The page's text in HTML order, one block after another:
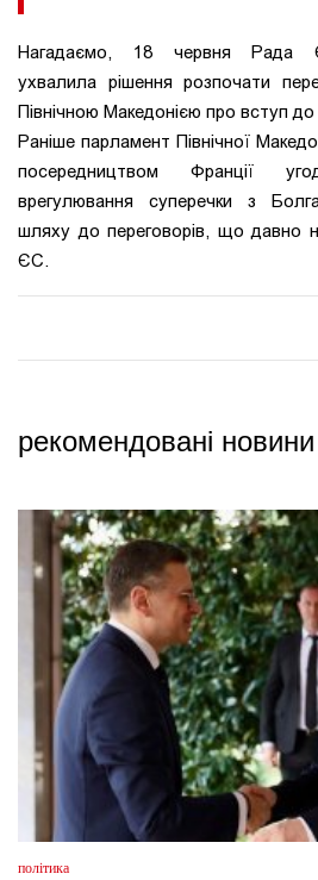
Нагадаємо, 18 червня Рада
ухвалила рішення розпочати
Північною Македонією про вступ
Раніше парламент Північної
посередництвом Франції
врегулювання суперечки з
шляху до переговорів, що давно
ЄС.
рекомендовані новини
політика